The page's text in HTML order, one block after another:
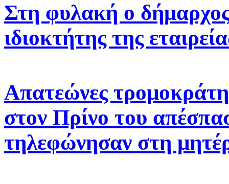
Στη φυλακή ο
ιδιοκτήτης της
Απατεώνες
στον Πρίνο του
τηλεφώνησαν στη